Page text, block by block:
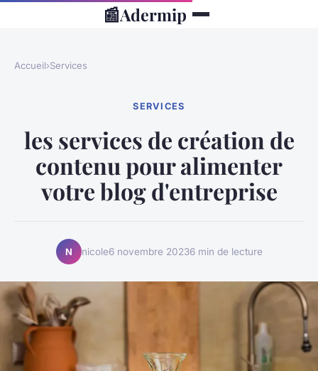
📰Adermip
Accueil›Services
SERVICES
les services de création de
contenu pour alimenter
votre blog d'entreprise
N nicole6 novembre 20236 min de lecture